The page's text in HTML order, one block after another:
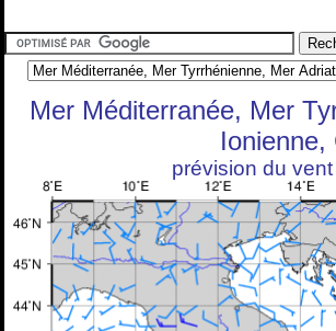
Mer Méditerranée, Mer
Ionienne,
prévision du